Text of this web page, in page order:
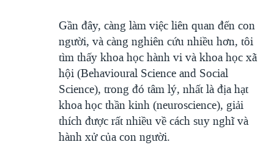
Gần đây, càng làm việc liên quan đến con
người, và càng nghiên cứu nhiều hơn, tôi
tìm thấy khoa học hành vi và khoa học xã
hội (Behavioural Science and Social
Science), trong đó tâm lý, nhất là địa hạt
khoa học thần kinh (neuroscience), giải
thích được rất nhiều về cách suy nghĩ và
hành xử của con người.